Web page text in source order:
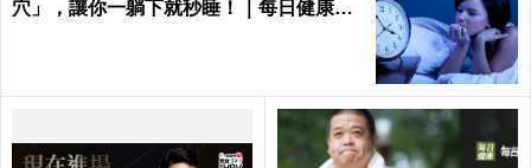
穴」，讓你一躺下就秒睡！｜每日健康He